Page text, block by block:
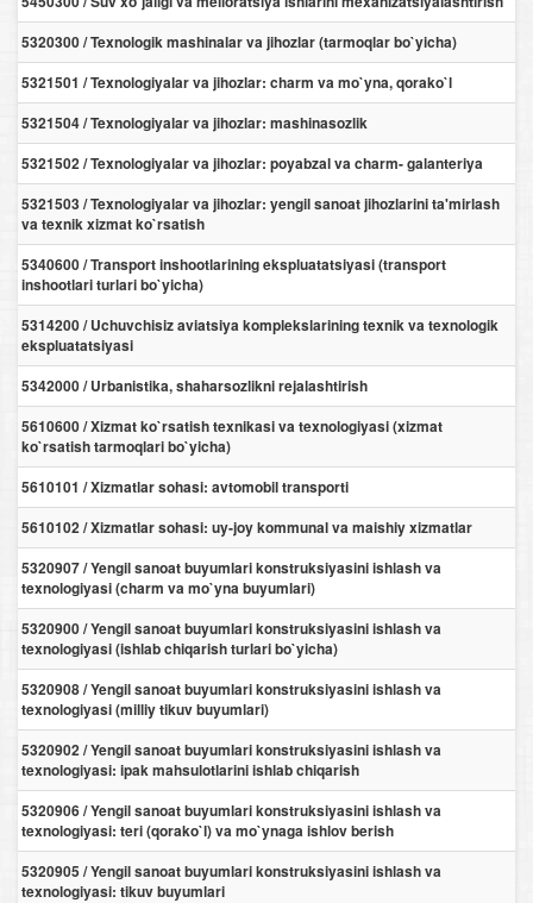
5320300 / Texnologik mashinalar va jihozlar (tarmoqlar bo`yicha)
5321501 / Texnologiyalar va jihozlar: charm va mo`yna, qorako`l
5321504 / Texnologiyalar va jihozlar: mashinasozlik
5321502 / Texnologiyalar va jihozlar: poyabzal va charm- galanteriya
5321503 / Texnologiyalar va jihozlar: yengil sanoat jihozlarini ta'mirlash
va texnik xizmat ko`rsatish
5340600 / Transport inshootlarining ekspluatatsiyasi (transport
inshootlari turlari bo`yicha)
5314200 / Uchuvchisiz aviatsiya komplekslarining texnik va texnologik
ekspluatatsiyasi
5342000 / Urbanistika, shaharsozlikni rejalashtirish
5610600 / Xizmat ko`rsatish texnikasi va texnologiyasi (xizmat
ko`rsatish tarmoqlari bo`yicha)
5610101 / Xizmatlar sohasi: avtomobil transporti
5610102 / Xizmatlar sohasi: uy-joy kommunal va maishiy xizmatlar
5320907 / Yengil sanoat buyumlari konstruksiyasini ishlash va
texnologiyasi (charm va mo`yna buyumlari)
5320900 / Yengil sanoat buyumlari konstruksiyasini ishlash va
texnologiyasi (ishlab chiqarish turlari bo`yicha)
5320908 / Yengil sanoat buyumlari konstruksiyasini ishlash va
texnologiyasi (milliy tikuv buyumlari)
5320902 / Yengil sanoat buyumlari konstruksiyasini ishlash va
texnologiyasi: ipak mahsulotlarini ishlab chiqarish
5320906 / Yengil sanoat buyumlari konstruksiyasini ishlash va
texnologiyasi: teri (qorako`l) va mo`ynaga ishlov berish
5320905 / Yengil sanoat buyumlari konstruksiyasini ishlash va
texnologiyasi: tikuv buyumlari